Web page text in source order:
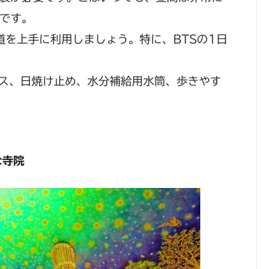
す。
上手に利用しましょう。特に、BTSの1日
日焼け止め、水分補給用水筒、歩きやす
院